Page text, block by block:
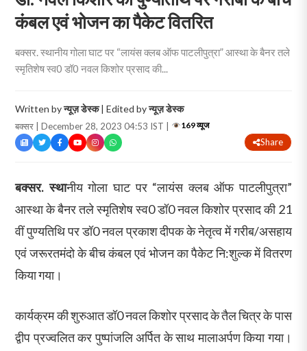
कंबल एवं भोजन का पैकेट वितरित
बक्सर. स्थानीय गोला घाट पर “लायंस क्लब ऑफ पाटलीपुत्रा” आस्था के बैनर तले
स्मृतिशेष स्व0 डॉ0 नवल किशोर प्रसाद की...
Written byन्यूज़ डेस्क| Edited byन्यूज़ डेस्क
बक्सर | December 28, 2023 04:53 IST | 169 व्यूज
Share
बक्सर. स्थानीय गोला घाट पर “लायंस क्लब ऑफ पाटलीपुत्रा”
आस्था के बैनर तले स्मृतिशेष स्व0 डॉ0 नवल किशोर प्रसाद की 21
वीं पुण्यतिथि पर डॉ0 नवल प्रकाश दीपक के नेतृत्व में गरीब/असहाय
एवं जरूरतमंदो के बीच कंबल एवं भोजन का पैकेट नि:शुल्क में वितरण
किया गया।
कार्यक्रम की शुरुआत डॉ0 नवल किशोर प्रसाद के तैल चित्र के पास
द्वीप प्रज्वलित कर पुष्पांजलि अर्पित के साथ मालाअर्पण किया गया।